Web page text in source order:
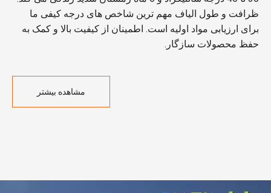
ظرافت و طول الیاف مهم ترین شاخص های درجه کیفی ما
برای ارزیابی مواد اولیه است. اطمینان از کیفیت بالا و کمک به
حفظ محصولات سازگار.
مشاهده بیشتر